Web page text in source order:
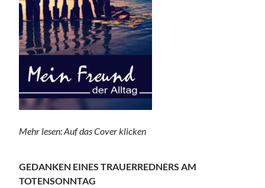
Mehr lesen: Auf das Cover klicken
GEDANKEN EINES TRAUERREDNERS AM
TOTENSONNTAG